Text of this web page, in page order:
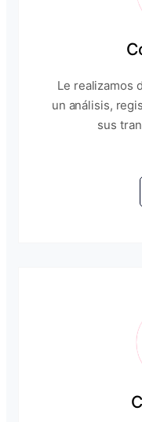
Le realizamos
un análisis,
sus